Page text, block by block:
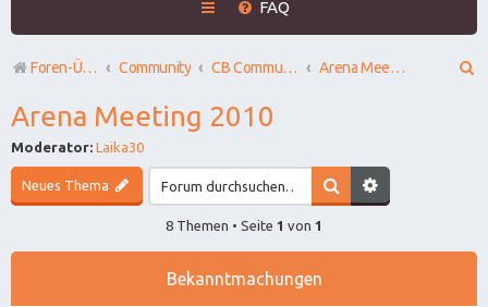
FAQ
Foren-Übersicht Community CB Community Arena Meeting 2010
Arena Meeting 2010
Moderator: Laika30
Neues Thema
8 Themen • Seite 1 von 1
Bekanntmachungen